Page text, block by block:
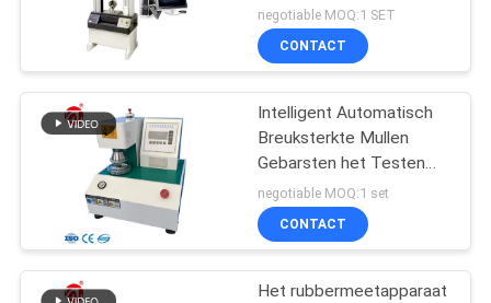
SITEMAP
PRIVACY
POLICY
Equipment 20KN
negotiable MOQ:1 SET
CONTACT
Intelligent Automatisch
Breuksterkte Mullen
Gebarsten het Testen
Materiaal voor Karton
negotiable MOQ:1 set
CONTACT
Het rubbermeetapparaat